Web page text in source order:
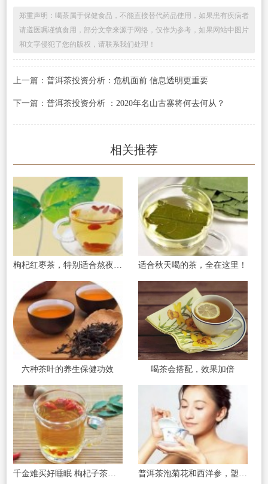
郑重声明：喝茶属于保健食品，不能直接替代药品使用，如果患有疾病者
请遵医嘱谨慎食用，部分文章来源于网络，仅作为参考，如果网站中图片
和文字侵犯了您的版权，请联系我们处理！
上一篇： 普洱茶投资分析：危机面前 信息透明更重要
下一篇： 普洱茶投资分析 ：2020年名山古寨将何去何从？
相关推荐
适合秋天喝的茶，全在这里！
六种茶叶的养生保健功效 喝茶会搭配，效果加倍
千金难买好睡眠 枸杞子茶能治失眠